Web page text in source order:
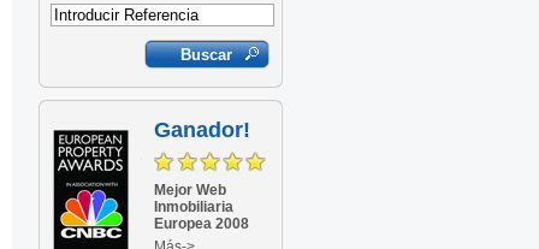
Ganador!
Mejor Web
Inmobiliaria
Europea 2008